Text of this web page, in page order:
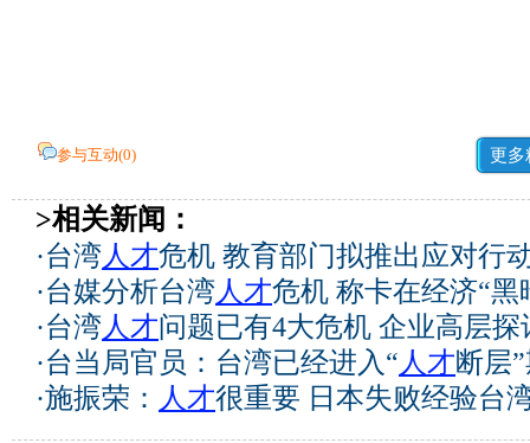
参与互动(0) 更多
>相关新闻：
·台湾人才危机 教育部门拟推出应对行
·台媒分析台湾人才危机 称卡在经济“黑
·台湾人才问题已有4大危机 企业高层探
·台当局官员：台湾已经进入“人才断层
·施振荣： 人才很重要 日本失败经验台